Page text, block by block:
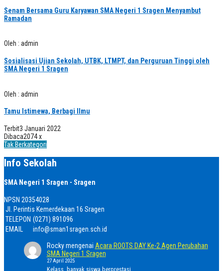
Senam Bersama Guru Karyawan SMA Negeri 1 Sragen Menyambut
Ramadan
Oleh : admin
Sosialisasi Ujian Sekolah, UTBK, LTMPT, dan Perguruan Tinggi oleh
SMA Negeri 1 Sragen
Oleh : admin
Tamu Istimewa, Berbagi Ilmu
Terbit3 Januari 2022
Dibaca2074 x
Tak Berkategori
Info Sekolah
SMA Negeri 1 Sragen - Sragen
NPSN 20354028
Jl. Perintis Kemerdekaan 16 Sragen
TELEPON (0271) 891096
EMAIL
info@sman1sragen.sch.id
Rockymengenai Acara ROOTS DAY Ke-2 Agen Perubahan
SMA Negeri 1 Sragen
27 April 2025
Kelass, banyak siswa berprestasi